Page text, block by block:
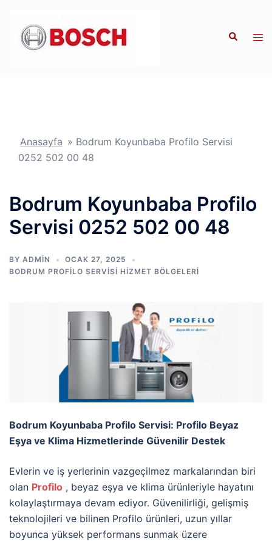
Search
Anasayfa » Bodrum Koyunbaba Profilo Servisi
0252 502 00 48
Bodrum Koyunbaba Profilo
Servisi 0252 502 00 48
BY ADMIN
OCAK 27, 2025
BODRUM PROFILO SERVISI HIZMET BÖLGELERI
Bodrum Koyunbaba Profilo Servisi: Profilo Beyaz
Eşya ve Klima Hizmetlerinde Güvenilir Destek
Evlerin ve iş yerlerinin vazgeçilmez markalarından biri
olan Profilo , beyaz eşya ve klima ürünleriyle hayatını
kolaylaştırmaya devam ediyor. Güvenilirliği, gelişmiş
teknolojileri ve bilinen Profilo ürünleri, uzun yıllar
boyunca yüksek performans sunmak üzere